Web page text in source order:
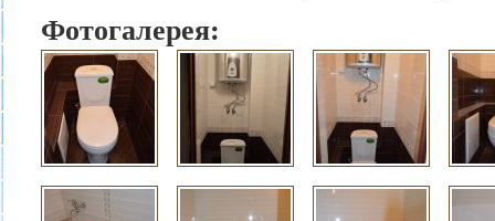
Фотогалерея: